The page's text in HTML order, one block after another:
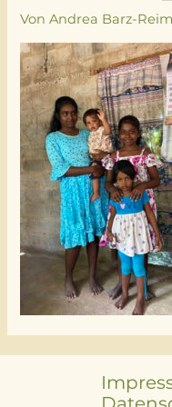
VonAndrea Barz-